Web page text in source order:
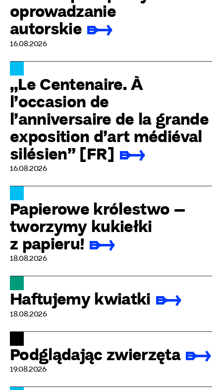
oprowadzanie
autorskie
16.08.2026
„Le Centenaire. À
l’occasion de
l’anniversaire de la grande
exposition d’art médiéval
silésien” [FR]
16.08.2026
Papierowe królestwo –
tworzymy kukiełki
z papieru!
18.08.2026
Haftujemy kwiatki
18.08.2026
Podglądając zwierzęta
19.08.2026